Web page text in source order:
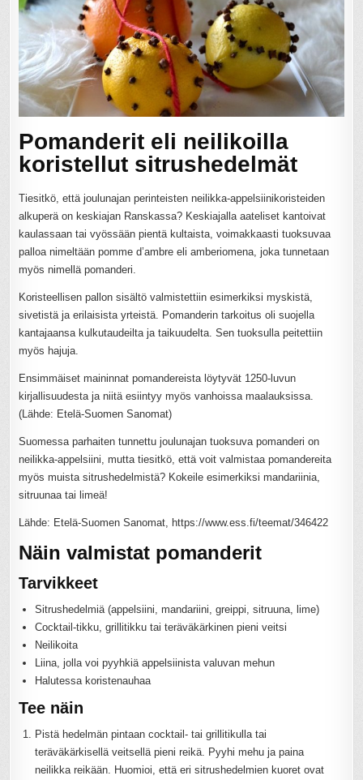
Pomanderit eli neilikoilla
koristellut sitrushedelmät
Tiesitkö, että joulunajan perinteisten neilikka-appelsiinikoristeiden
alkuperä on keskiajan Ranskassa? Keskiajalla aateliset kantoivat
kaulassaan tai vyössään pientä kultaista, voimakkaasti tuoksuvaa
palloa nimeltään pomme d’ambre eli amberiomena, joka tunnetaan
myös nimellä pomanderi.
Koristeellisen pallon sisältö valmistettiin esimerkiksi myskistä,
sivetistä ja erilaisista yrteistä. Pomanderin tarkoitus oli suojella
kantajaansa kulkutaudeilta ja taikuudelta. Sen tuoksulla peitettiin
myös hajuja.
Ensimmäiset maininnat pomandereista löytyvät 1250-luvun
kirjallisuudesta ja niitä esiintyy myös vanhoissa maalauksissa.
(Lähde: Etelä-Suomen Sanomat)
Suomessa parhaiten tunnettu joulunajan tuoksuva pomanderi on
neilikka-appelsiini, mutta tiesitkö, että voit valmistaa pomandereita
myös muista sitrushedelmistä? Kokeile esimerkiksi mandariinia,
sitruunaa tai limeä!
Lähde: Etelä-Suomen Sanomat, https://www.ess.fi/teemat/346422
Näin valmistat pomanderit
Tarvikkeet
Sitrushedelmiä (appelsiini, mandariini, greippi, sitruuna, lime)
Cocktail-tikku, grillitikku tai teräväkärkinen pieni veitsi
Neilikoita
Liina, jolla voi pyyhkiä appelsiinista valuvan mehun
Halutessa koristenauhaa
Tee näin
Pistä hedelmän pintaan cocktail- tai grillitikulla tai
teräväkärkisellä veitsellä pieni reikä. Pyyhi mehu ja paina
neilikka reikään. Huomioi, että eri sitrushedelmien kuoret ovat